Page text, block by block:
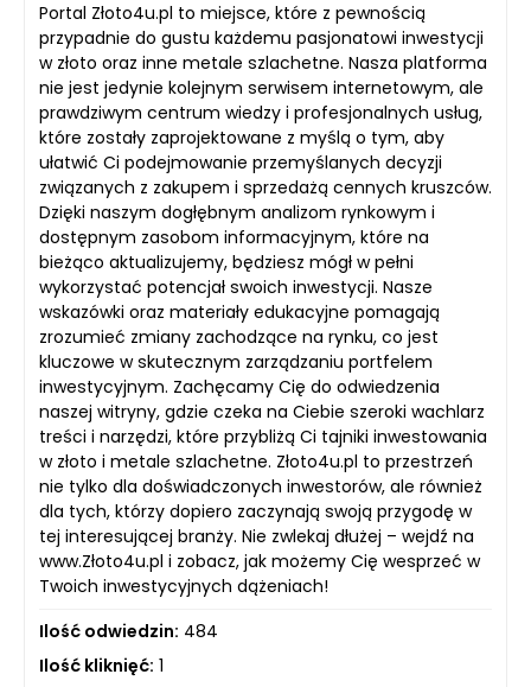
Portal Złoto4u.pl to miejsce, które z pewnością
przypadnie do gustu każdemu pasjonatowi inwestycji
w złoto oraz inne metale szlachetne. Nasza platforma
nie jest jedynie kolejnym serwisem internetowym, ale
prawdziwym centrum wiedzy i profesjonalnych usług,
które zostały zaprojektowane z myślą o tym, aby
ułatwić Ci podejmowanie przemyślanych decyzji
związanych z zakupem i sprzedażą cennych kruszców.
Dzięki naszym dogłębnym analizom rynkowym i
dostępnym zasobom informacyjnym, które na
bieżąco aktualizujemy, będziesz mógł w pełni
wykorzystać potencjał swoich inwestycji. Nasze
wskazówki oraz materiały edukacyjne pomagają
zrozumieć zmiany zachodzące na rynku, co jest
kluczowe w skutecznym zarządzaniu portfelem
inwestycyjnym. Zachęcamy Cię do odwiedzenia
naszej witryny, gdzie czeka na Ciebie szeroki wachlarz
treści i narzędzi, które przybliżą Ci tajniki inwestowania
w złoto i metale szlachetne. Złoto4u.pl to przestrzeń
nie tylko dla doświadczonych inwestorów, ale również
dla tych, którzy dopiero zaczynają swoją przygodę w
tej interesującej branży. Nie zwlekaj dłużej – wejdź na
www.Złoto4u.pl i zobacz, jak możemy Cię wesprzeć w
Twoich inwestycyjnych dążeniach!
Ilość odwiedzin: 484
Ilość kliknięć: 1